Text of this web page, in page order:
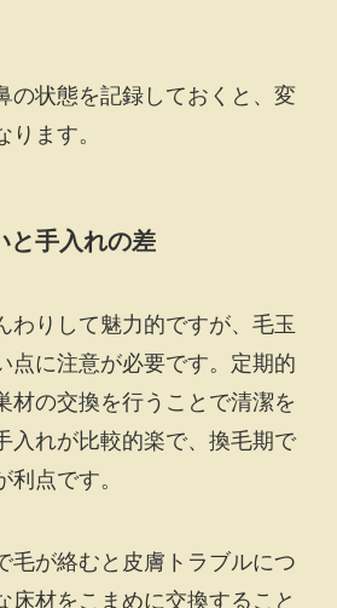
の状態を記録しておくと、変
ます。
と手入れの差
わりして魅力的ですが、毛玉
点に注意が必要です。定期的
材の交換を行うことで清潔を
入れが比較的楽で、換毛期で
利点です。
毛が絡むと皮膚トラブルにつ
床材をこまめに交換すること